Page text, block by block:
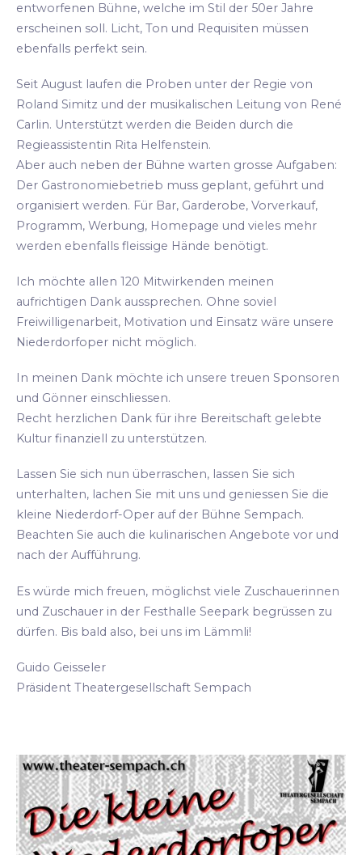
entworfenen Bühne, welche im Stil der 50er Jahre
erscheinen soll. Licht, Ton und Requisiten müssen
ebenfalls perfekt sein.
Seit August laufen die Proben unter der Regie von
Roland Simitz und der musikalischen Leitung von René
Carlin. Unterstützt werden die Beiden durch die
Regieassistentin Rita Helfenstein.
Aber auch neben der Bühne warten grosse Aufgaben:
Der Gastronomiebetrieb muss geplant, geführt und
organisiert werden. Für Bar, Garderobe, Vorverkauf,
Programm, Werbung, Homepage und vieles mehr
werden ebenfalls fleissige Hände benötigt.
Ich möchte allen 120 Mitwirkenden meinen
aufrichtigen Dank aussprechen. Ohne soviel
Freiwilligenarbeit, Motivation und Einsatz wäre unsere
Niederdorfoper nicht möglich.
In meinen Dank möchte ich unsere treuen Sponsoren
und Gönner einschliessen.
Recht herzlichen Dank für ihre Bereitschaft gelebte
Kultur finanziell zu unterstützen.
Lassen Sie sich nun überraschen, lassen Sie sich
unterhalten, lachen Sie mit uns und geniessen Sie die
kleine Niederdorf-Oper auf der Bühne Sempach.
Beachten Sie auch die kulinarischen Angebote vor und
nach der Aufführung.
Es würde mich freuen, möglichst viele Zuschauerinnen
und Zuschauer in der Festhalle Seepark begrüssen zu
dürfen. Bis bald also, bei uns im Lämmli!
Guido Geisseler
Präsident Theatergesellschaft Sempach